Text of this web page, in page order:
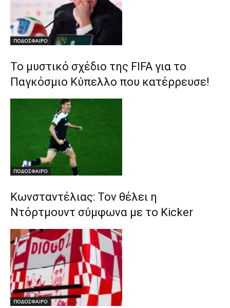
ΠΟΔΟΣΦΑΙΡΟ
Το μυστικό σχέδιο της FIFA για το
Παγκόσμιο Κύπελλο που κατέρρευσε!
ΠΟΔΟΣΦΑΙΡΟ
Κωνσταντέλιας: Τον θέλει η
Ντόρτμουντ σύμφωνα με το Kicker
ΠΟΔΟΣΦΑΙΡΟ